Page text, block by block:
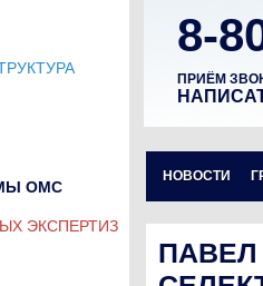
8-
ПРИЁМ
ОМС
ЭКСПЕРТИЗ
НОВОСТИ